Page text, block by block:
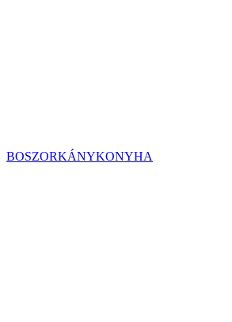
BOSZORKÁNYKONYHA